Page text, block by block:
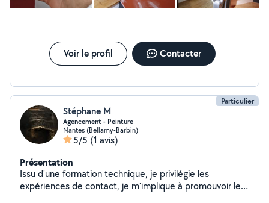
Voir le profil Contacter
Particulier
Stéphane M
Agencement - Peinture
Nantes (Bellamy-Barbin)
5/5 (1 avis)
Présentation
Issu d'une formation technique, je privilégie les
expériences de contact, je m'implique à promouvoir les